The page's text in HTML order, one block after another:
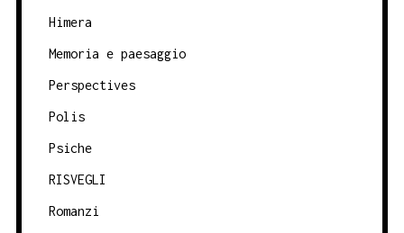
Himera
Memoria e paesaggio
Perspectives
Polis
Psiche
RISVEGLI
Romanzi